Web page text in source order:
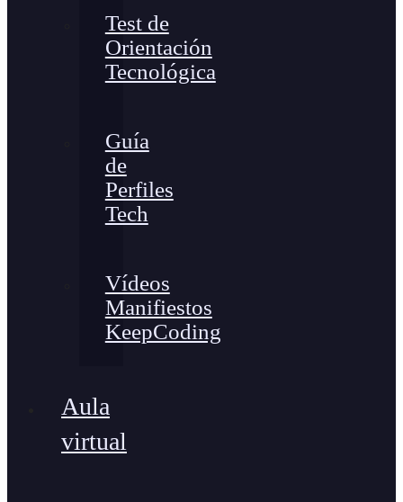
Test de
Orientación
Tecnológica
Guía
de
Perfiles
Tech
Vídeos
Manifiestos
KeepCoding
Aula
virtual